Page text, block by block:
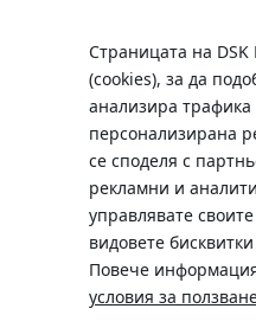
Страницата на DSK
(cookies), за да
анализира трафика
персонализирана
се споделя с
рекламни и
управлявате
видовете
Повече
условия за
Телефон:
0700 10 375 / *2375
Московска No.19 / ул. Г.
SWIFT/BIC: